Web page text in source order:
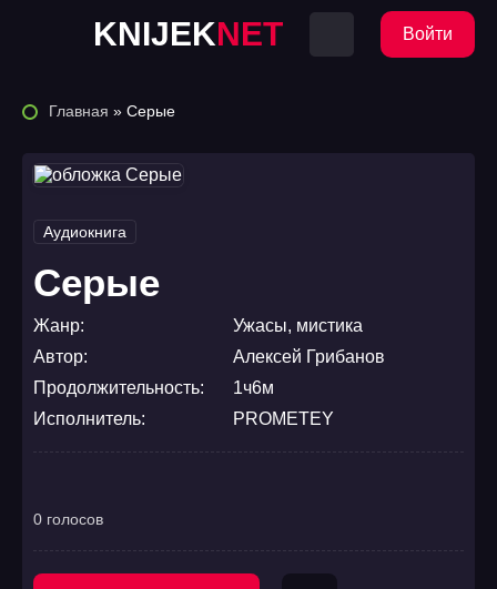
KNIJEKNET Войти
Главная » Серые
Аудиокнига
Серые
Жанр: Ужасы, мистика
Автор:
Алексей Грибанов
Продолжительность:
1ч6м
Исполнитель:
PROMETEY
0 голосов